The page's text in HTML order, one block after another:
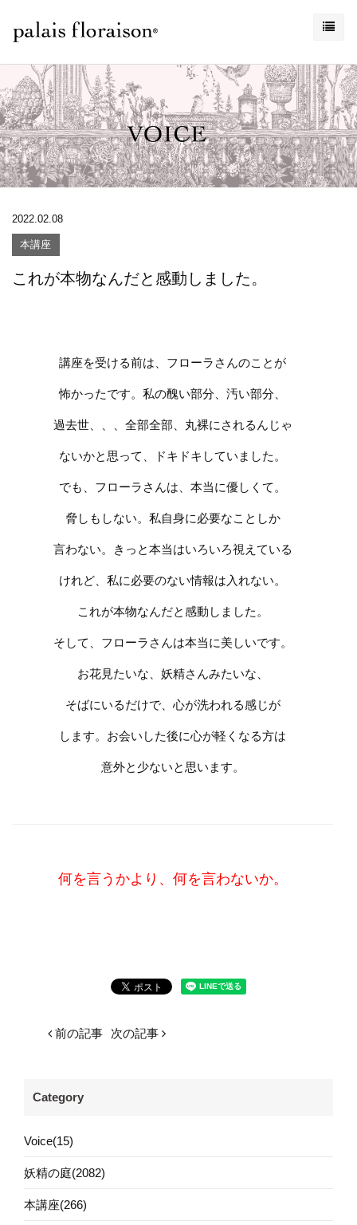
2022.02.08
本講座
これが本物なんだと感動しました。
講座を受ける前は、フローラさんのことが
怖かったです。私の醜い部分、汚い部分、
過去世、、、全部全部、丸裸にされるんじゃ
ないかと思って、ドキドキしていました。
でも、フローラさんは、本当に優しくて。
脅しもしない。私自身に必要なことしか
言わない。きっと本当はいろいろ視えている
けれど、私に必要のない情報は入れない。
これが本物なんだと感動しました。
そして、フローラさんは本当に美しいです。
お花見たいな、妖精さんみたいな、
そばにいるだけで、心が洗われる感じが
します。お会いした後に心が軽くなる方は
意外と少ないと思います。
何を言うかより、何を言わないか。
前の記事 次の記事
Category
Voice(15)
妖精の庭(2082)
本講座(266)